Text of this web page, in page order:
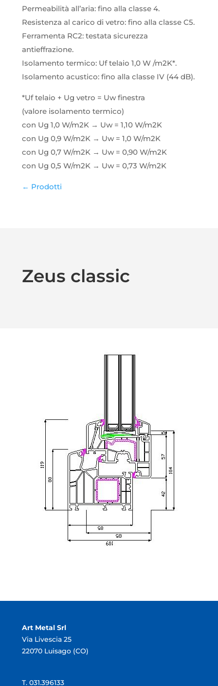
Permeabilità all’aria: fino alla classe 4.
Resistenza al carico di vetro: fino alla classe C5.
Ferramenta RC2: testata sicurezza
antieffrazione.
Isolamento termico: Uf telaio 1,0 W /m2K*.
Isolamento acustico: fino alla classe IV (44 dB).
*Uf telaio + Ug vetro = Uw finestra
(valore isolamento termico)
con Ug 1,0 W/m2K → Uw = 1,10 W/m2K
con Ug 0,9 W/m2K → Uw = 1,0 W/m2K
con Ug 0,7 W/m2K → Uw = 0,90 W/m2K
con Ug 0,5 W/m2K → Uw = 0,73 W/m2K
← Prodotti
Zeus classic
Art Metal Srl
Via Livescia 25
22070 Luisago (CO)
T. 031.396133